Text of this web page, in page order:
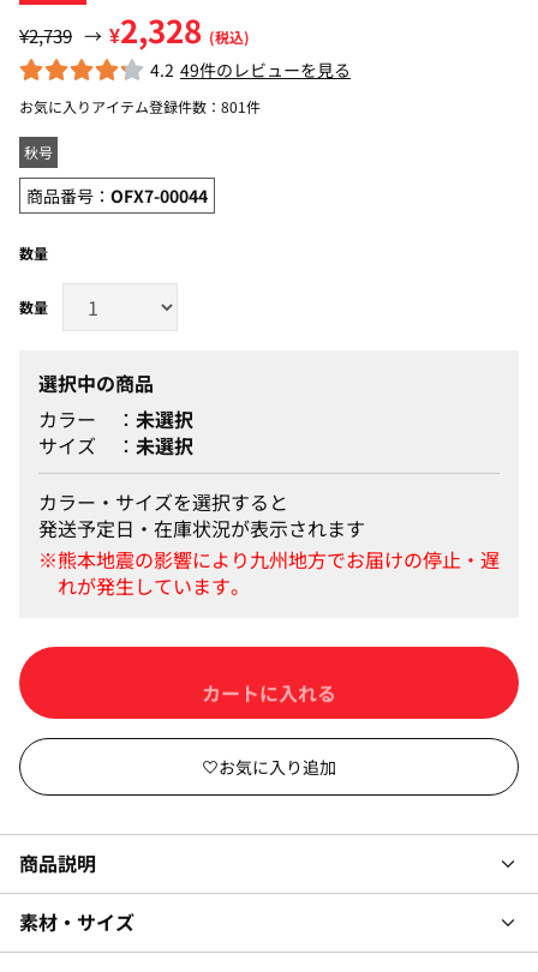
¥2,739 → ¥2,328 (税込)
4.2 49件のレビューを見る
お気に入りアイテム登録件数： 801件
秋号
商品番号： OFX7-00044
数量
選択中の商品
カラー
未選択
サイズ
未選択
カラー・サイズを選択すると
発送予定日・在庫状況が表示されます
カートに入れる
商品説明
素材・サイズ